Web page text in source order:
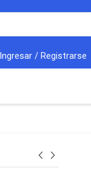
Ingresar / Registrarse